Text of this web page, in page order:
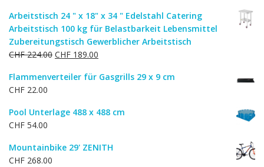
war:
CHF 6,304.00
ist:
CHF 5,342.00.
Arbeitstisch 24 " x 18" x 34 " Edelstahl Catering
Arbeitstisch 100 kg für Belastbarkeit Lebensmittel
Zubereitungstisch Gewerblicher Arbeitstisch
CHF224.00 Ursprünglicher
war:
CHF 189.00
ist:
Flammenverteiler für Gasgrills 29 x 9 cm
CHF 22.00
Pool Unterlage 488 x 488 cm
CHF 54.00
Mountainbike 29' ZENITH
CHF 268.00